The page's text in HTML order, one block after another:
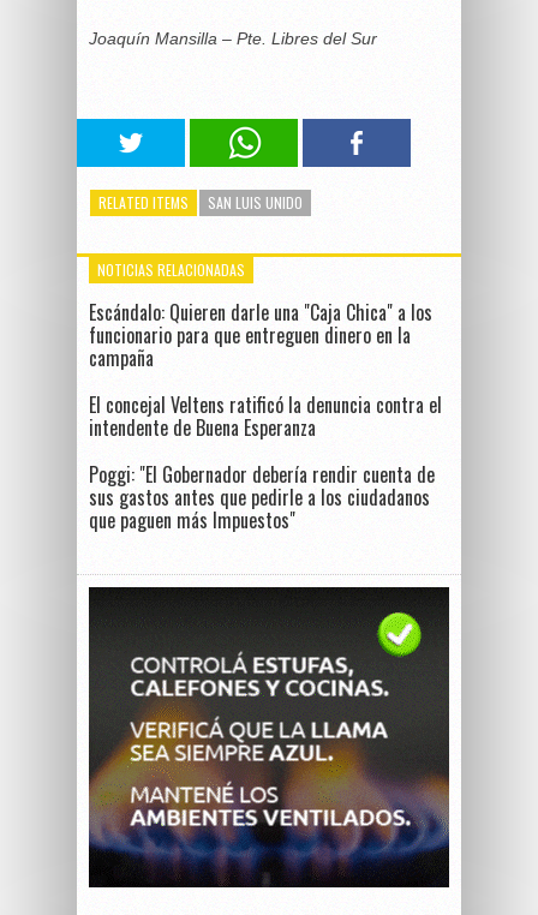
Joaquín Mansilla – Pte. Libres del Sur
RELATED ITEMS SAN LUIS UNIDO
NOTICIAS RELACIONADAS
Escándalo: Quieren darle una "Caja Chica" a los
funcionario para que entreguen dinero en la
campaña
El concejal Veltens ratificó la denuncia contra el
intendente de Buena Esperanza
Poggi: "El Gobernador debería rendir cuenta de
sus gastos antes que pedirle a los ciudadanos
que paguen más Impuestos"